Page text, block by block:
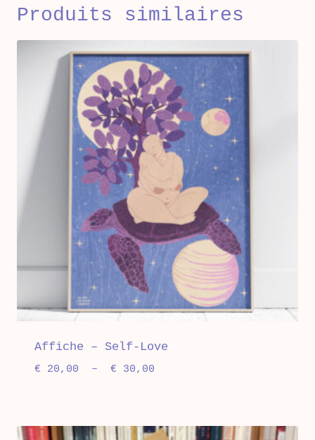
Produits similaires
Affiche – Self-Love
€ 20,00 – € 30,00Plage
à